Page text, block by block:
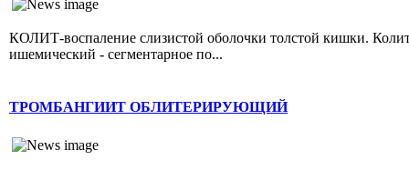
КОЛИТ-воспаление слизистой оболочки толстой кишки.
ишемический - сегментарное по...
ТРОМБАНГИИТ ОБЛИТЕРИРУЮЩИЙ